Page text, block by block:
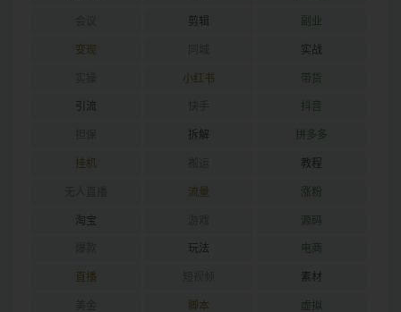
剪辑 副业
变现 实战
小红书 带货
引流 抖音
拆解 拼多多
挂机 教程
流量 涨粉
淘宝 源码
玩法 电商
直播 素材
脚本 虚拟